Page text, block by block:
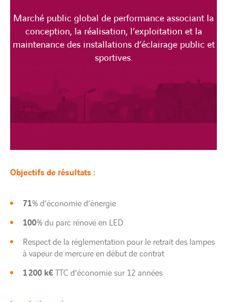
Marché public global de performance associant la
conception, la réalisation, l’exploitation et la
maintenance des installations d’éclairage public et
sportives.
Objectifs de résultats :
71% d’économie d’énergie
100% du parc rénové en LED
Respect de la réglementation pour le retrait des lampes
à vapeur de mercure en début de contrat
1 200 k€TTC d’économie sur 12 années